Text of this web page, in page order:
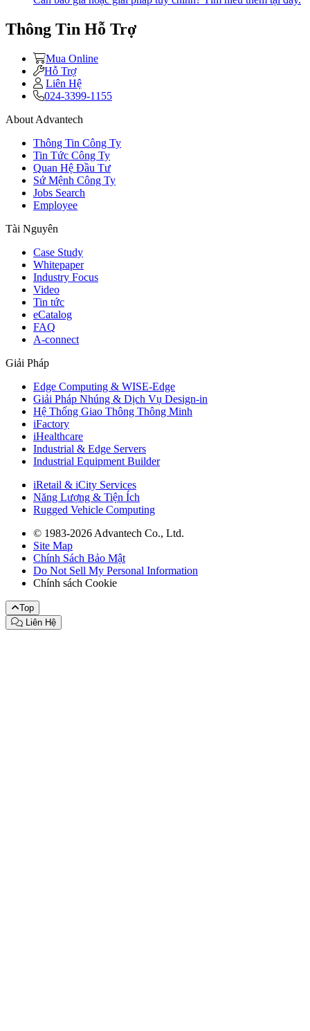
Thông Tin Hỗ Trợ
Mua Online
Hỗ Trợ
Liên Hệ
024-3399-1155
About Advantech
Thông Tin Công Ty
Tin Tức Công Ty
Quan Hệ Đầu Tư
Sứ Mệnh Công Ty
Jobs Search
Employee
Tài Nguyên
Case Study
Whitepaper
Industry Focus
Video
Tin tức
eCatalog
FAQ
A-connect
Giải Pháp
Edge Computing & WISE-Edge
Giải Pháp Nhúng & Dịch Vụ Design-in
Hệ Thống Giao Thông Thông Minh
iFactory
iHealthcare
Industrial & Edge Servers
Industrial Equipment Builder
iRetail & iCity Services
Năng Lượng & Tiện Ích
Rugged Vehicle Computing
© 1983-2026 Advantech Co., Ltd.
Site Map
Chính Sách Bảo Mật
Do Not Sell My Personal Information
Chính sách Cookie
Top
Liên Hệ